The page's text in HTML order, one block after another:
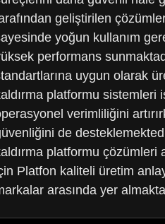
geliştirilen çözümler
yoğun kullanım
performans
uygun olarak
platformu sistemleri
verimliliğini
de
platformu çözümleri
Platfon kaliteli üretim
arasında yer